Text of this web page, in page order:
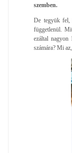
szemben.
De tegyük fel,
függetlenül.
ezáltal nagyon
számára? Mi